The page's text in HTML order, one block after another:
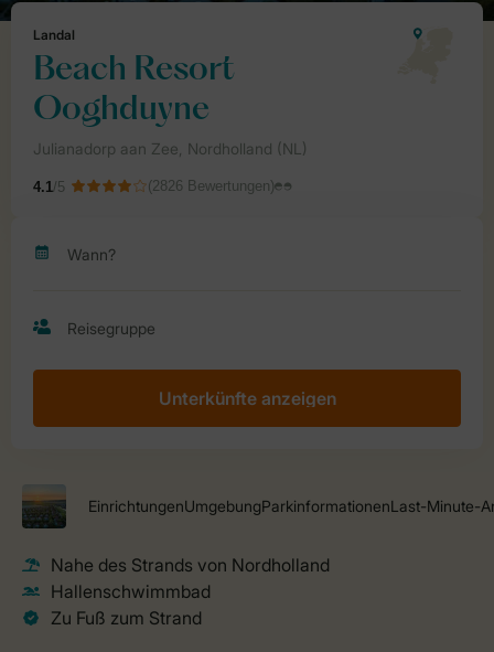
Unterkünfte anzeigen